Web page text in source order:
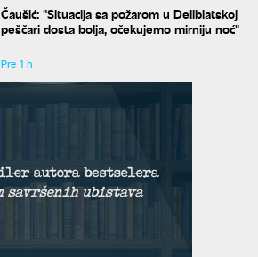
Čaušić: "Situacija sa požarom u Deliblatskoj
peščari dosta bolja, očekujemo mirniju noć"
Pre 1 h